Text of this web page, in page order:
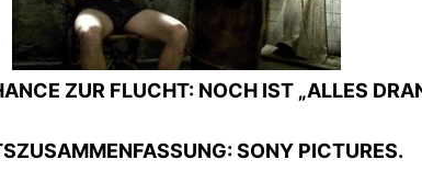
ZUR FLUCHT: NOCH IST „ALLES
SONY PICTURES.